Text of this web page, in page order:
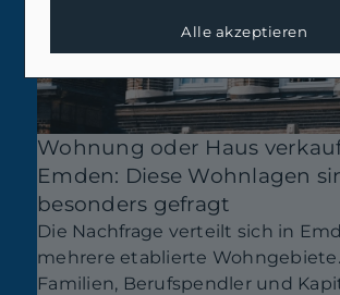
Wohnung oder Haus
Emden: Diese Wohnlagen
besonders gefragt
Die Nachfrage verteilt sich in
mehrere etablierte
Familien, Berufspendler und
Alle akzeptieren